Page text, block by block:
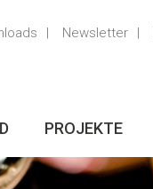
Newsletter
PROJEKTE